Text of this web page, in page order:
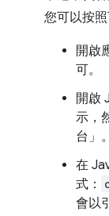
您可以按
開啟
可。
開啟
示，
台」 。
在
式：
會以